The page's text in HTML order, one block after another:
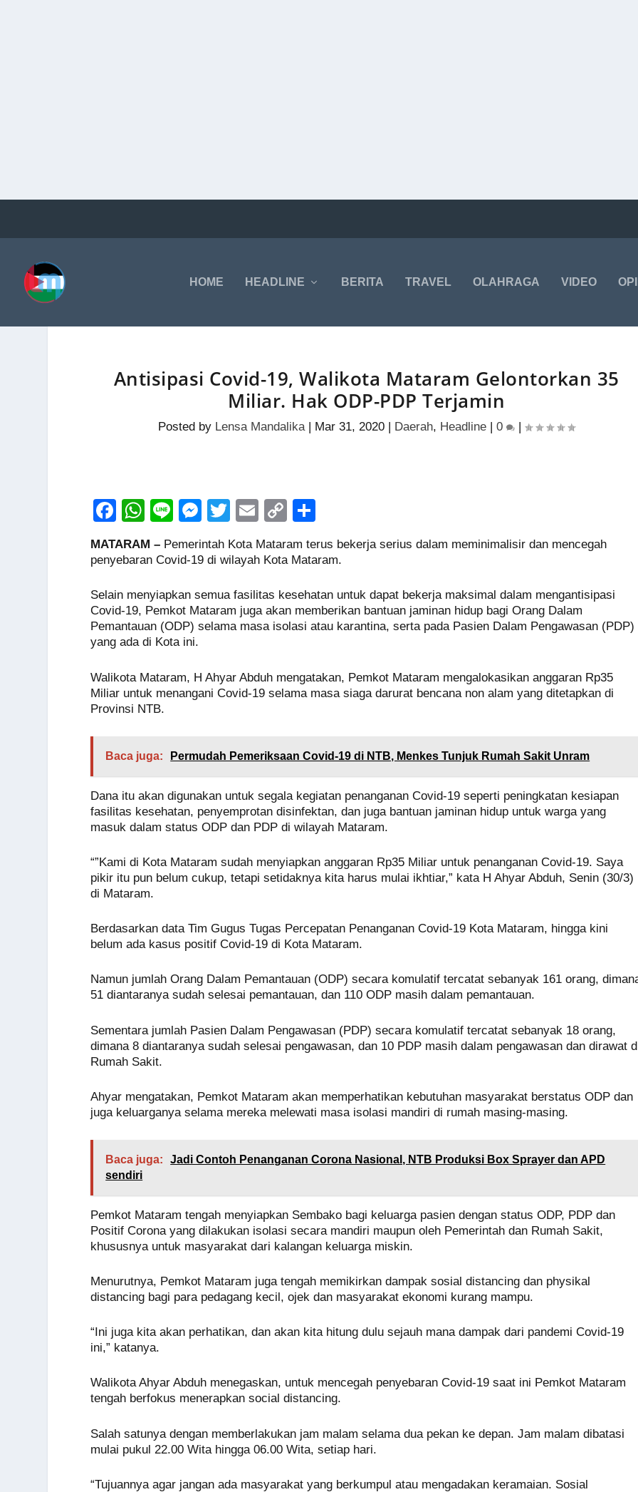
HOME HEADLINE BERITA TRAVEL OLAHRAGA VIDEO
Antisipasi Covid-19, Walikota Mataram Gelontorkan 35
Miliar. Hak ODP-PDP Terjamin
Posted by Lensa Mandalika| Mar 31, 2020 Daerah, Headline |0 |
F
a
c
b
o
o
k
W
h
at
A
p
p
Li
e
M
ss
n
g
T
wi
tt
E
m
ail
C
p
Li
n
ar
MATARAM – Pemerintah Kota Mataram terus bekerja serius dalam meminimalisir dan mencegah
penyebaran Covid-19 di wilayah Kota Mataram.
Selain menyiapkan semua fasilitas kesehatan untuk dapat bekerja maksimal dalam mengantisipasi
Covid-19, Pemkot Mataram juga akan memberikan bantuan jaminan hidup bagi Orang Dalam
Pemantauan (ODP) selama masa isolasi atau karantina, serta pada Pasien Dalam Pengawasan (PDP)
yang ada di Kota ini.
Walikota Mataram, H Ahyar Abduh mengatakan, Pemkot Mataram mengalokasikan anggaran Rp35
Miliar untuk menangani Covid-19 selama masa siaga darurat bencana non alam yang ditetapkan di
Provinsi NTB.
Baca juga: Permudah Pemeriksaan Covid-19 di NTB, Menkes Tunjuk Rumah Sakit Unram
Dana itu akan digunakan untuk segala kegiatan penanganan Covid-19 seperti peningkatan kesiapan
fasilitas kesehatan, penyemprotan disinfektan, dan juga bantuan jaminan hidup untuk warga yang
masuk dalam status ODP dan PDP di wilayah Mataram.
“”Kami di Kota Mataram sudah menyiapkan anggaran Rp35 Miliar untuk penanganan Covid-19. Saya
pikir itu pun belum cukup, tetapi setidaknya kita harus mulai ikhtiar,” kata H Ahyar Abduh, Senin (30/3)
di Mataram.
Berdasarkan data Tim Gugus Tugas Percepatan Penanganan Covid-19 Kota Mataram, hingga kini
belum ada kasus positif Covid-19 di Kota Mataram.
Namun jumlah Orang Dalam Pemantauan (ODP) secara komulatif tercatat sebanyak 161 orang,
51 diantaranya sudah selesai pemantauan, dan 110 ODP masih dalam pemantauan.
Sementara jumlah Pasien Dalam Pengawasan (PDP) secara komulatif tercatat sebanyak 18 orang,
dimana 8 diantaranya sudah selesai pengawasan, dan 10 PDP masih dalam pengawasan dan dirawat
Rumah Sakit.
Ahyar mengatakan, Pemkot Mataram akan memperhatikan kebutuhan masyarakat berstatus ODP dan
juga keluarganya selama mereka melewati masa isolasi mandiri di rumah masing-masing.
Baca juga:
Jadi Contoh Penanganan Corona Nasional, NTB Produksi Box Sprayer dan APD
sendiri
Pemkot Mataram tengah menyiapkan Sembako bagi keluarga pasien dengan status ODP, PDP dan
Positif Corona yang dilakukan isolasi secara mandiri maupun oleh Pemerintah dan Rumah Sakit,
khususnya untuk masyarakat dari kalangan keluarga miskin.
Menurutnya, Pemkot Mataram juga tengah memikirkan dampak sosial distancing dan physikal
distancing bagi para pedagang kecil, ojek dan masyarakat ekonomi kurang mampu.
“Ini juga kita akan perhatikan, dan akan kita hitung dulu sejauh mana dampak dari pandemi Covid-19
ini,” katanya.
Walikota Ahyar Abduh menegaskan, untuk mencegah penyebaran Covid-19 saat ini Pemkot Mataram
tengah berfokus menerapkan social distancing.
Salah satunya dengan memberlakukan jam malam selama dua pekan ke depan. Jam malam dibatasi
mulai pukul 22.00 Wita hingga 06.00 Wita, setiap hari.
“Tujuannya agar jangan ada masyarakat yang berkumpul atau mengadakan keramaian. Sosial